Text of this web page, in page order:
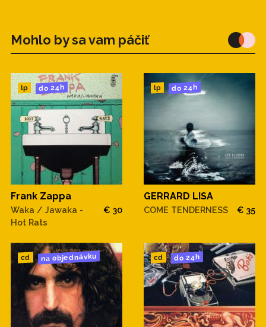
Mohlo by sa vam páčiť
lp do 24h
Frank Zappa
Waka / Jawaka -
Hot Rats
€ 30
lp do 24h
GERRARD LISA
COME TENDERNESS € 35
cd na objednávku cd do 24h